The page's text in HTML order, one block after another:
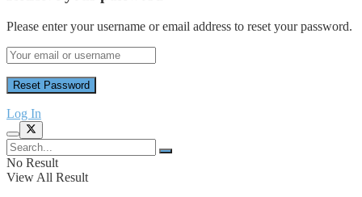
Please enter your username or email address to reset your password.
Log In
No Result
View All Result